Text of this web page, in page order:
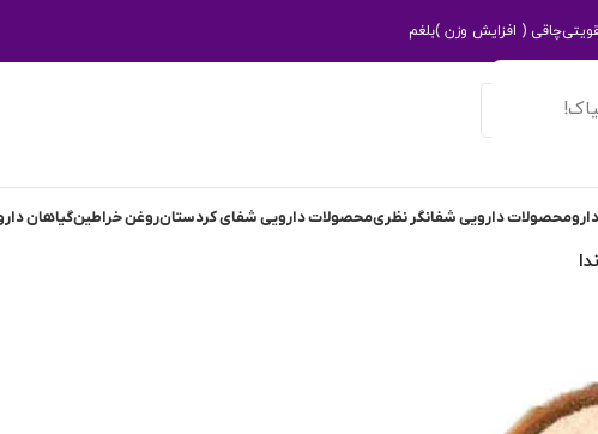
چاقی ( افزایش وزن )بلغم
محصولات دارویی شفانگر نظریمحصولات دارویی شفای کردستانروغن خراطینگیاهان